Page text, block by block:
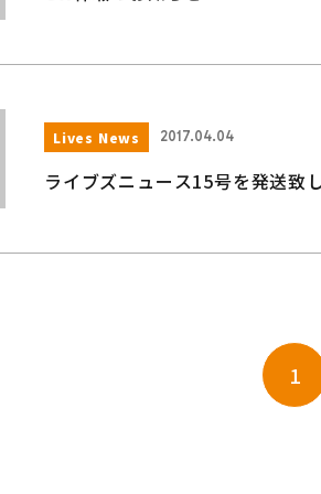
Lives News 2017.04.04
ライブズニュース15号を発送致
1